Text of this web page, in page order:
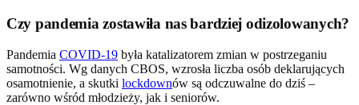
Czy pandemia zostawiła nas bardziej odizolowanych?
Pandemia COVID-19 była katalizatorem zmian w postrzeganiu
samotności. Wg danych CBOS, wzrosła liczba osób deklarujących
osamotnienie, a skutki lockdownów są odczuwalne do dziś –
zarówno wśród młodzieży, jak i seniorów.